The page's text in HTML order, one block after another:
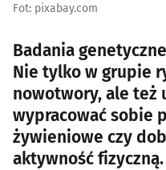
Fot: pixabay.com
Badania
Nie tylko w grupie
nowotwory, ale też
wypracować sobie
żywieniowe czy
aktywność fizyczną.